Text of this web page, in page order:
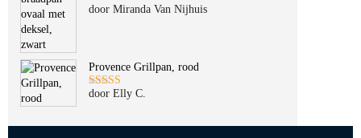
Gewaardeerd
door Miranda Van Nijhuis
Provence Grillpan, rood
Gewaardeerd
door Elly C.